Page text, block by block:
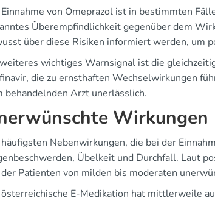
von Omeprazol ist in bestimmten
Überempfindlichkeit gegenüber dem
über diese Risiken informiert werden, um
wichtiges Warnsignal ist die
die zu ernsthaften Wechselwirkungen
behandelnden Arzt unerlässlich.
Wirkungen
Nebenwirkungen, die bei der
Übelkeit und Durchfall. Laut
Patienten von milden bis moderaten
E-Medikation hat mittlerweile